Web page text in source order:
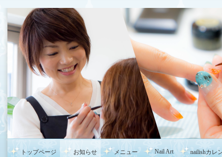
トップページ お知らせ メニュー Nail Art nailishカレ